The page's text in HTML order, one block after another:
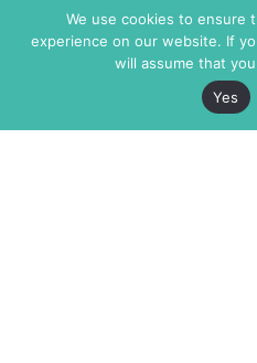
We use cookies to ensure
experience on our website. If
will assume that
Yes